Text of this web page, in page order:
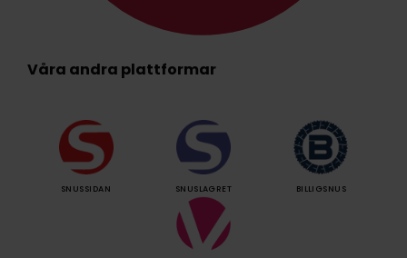
Våra andra plattformar
SNUSSIDAN SNUSLAGRET BILLIGSNUS